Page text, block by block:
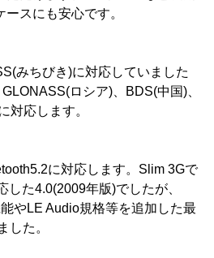
スにも安心です。
みちびき)に対応していました
ロシア)、BDS(中国)、
対応します。
に対応します。Slim 3Gで
した4.0(2009年版)でしたが、
やLE Audio規格等を追加した最
した。